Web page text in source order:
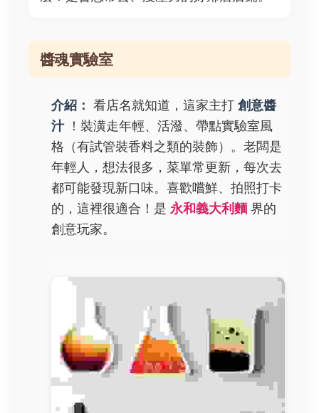
醬魂實驗室
介紹： 看店名就知道，這家主打 創意醬
汁！裝潢走年輕、活潑、帶點實驗室風
格（有試管裝香料之類的裝飾）。老闆是
年輕人，想法很多，菜單常更新，每次去
都可能發現新口味。喜歡嚐鮮、拍照打卡
的，這裡很適合！是 永和義大利麵 界的
創意玩家。